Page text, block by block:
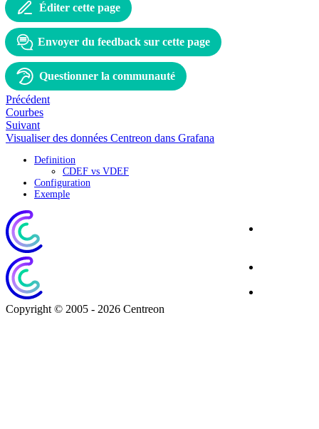
Éditer cette page
Envoyer du feedback sur cette page
Questionner la communauté
Précédent
Courbes
Suivant
Visualiser des données Centreon dans Grafana
Definition
CDEF vs VDEF
Configuration
Exemple
Copyright © 2005 - 2026 Centreon